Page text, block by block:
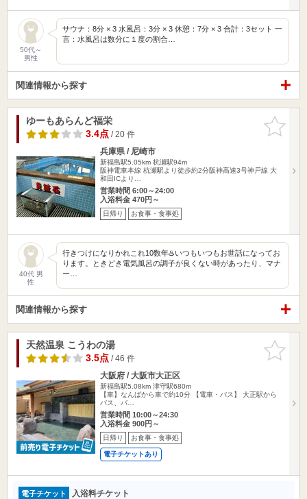
50代～
男性
サウナ：8分 × 3 水風呂：3分 × 3 休憩：7分 × 3 合計：3セット 一
言：水風呂は数分に１度の割合…
関連情報から探す
お気に入
りに追加
ゆーもあらんど福栄
3.4点/ 20 件
兵庫県 / 尼崎市
新福島駅5.05km 杭瀬駅94m
阪神電車本線 杭瀬駅より徒歩約2分阪神高速3号神戸線 大
和田ICより…
営業時間 6:00～24:00
入浴料金 470円～
日帰り お食事・食事処
40代 男
性
行きつけになりかれこれ10数年♨️いつもいつもお世話になってお
ります。ときどき電気風呂の調子が良くない時があったり、マナ
ー…
関連情報から探す
お気に入
りに追加
天然温泉 こうわの湯
3.5点/ 46 件
大阪府 / 大阪市大正区
新福島駅5.08km 津守駅680m
【車】なんばから車で約10分 【電車・バス】 大正駅から
バス、バ…
営業時間 10:00～24:30
入浴料金 900円～
日帰り お食事・食事処
電子チケットあり
電子チケット 入浴料チケット